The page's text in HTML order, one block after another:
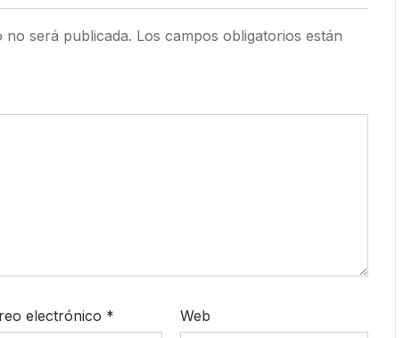
será publicada. Los campos obligatorios están
electrónico * Web